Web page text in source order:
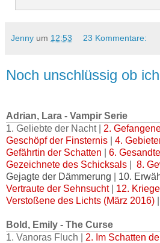
Jenny um 12:53 23 Kommentare:
Noch unschlüssig ob
Adrian, Lara - Vampir Serie
1. Geliebte der Nacht | 2.
Geschöpf der Finsternis
4.
Gefährtin der Schatten
6.
Gezeichnete des Schicksals
8.
Gejagte der Dämmerung
10.
Vertraute der Sehnsucht| 12.
Verstoßene des Lichts (März 2016)
Bold, Emily - The Curse
1. Vanoras Fluch | 2. Im Schatten